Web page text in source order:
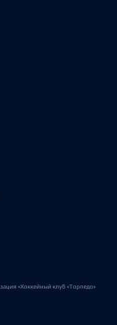
«Хоккейный клуб «Торпедо»